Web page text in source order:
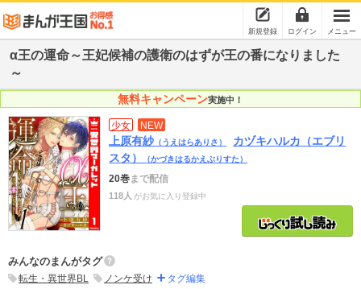
新規登録 ログイン メニュー
α王の運命～王妃候補の護衛のはずが王の番になりました
～
無料キャンペーン実施中！
少女 NEW
上原有紗（うえはらありさ）
カヅキハルカ（エブリ
スタ）
（かづきはるかえぶりすた）
20巻まで配信
118人 がお気に入り登録中
みんなのまんがタグ
転生・異世界BL ノンケ受け タグ編集